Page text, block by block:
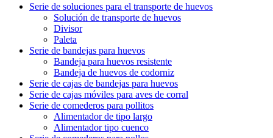
Serie de soluciones para el transporte de huevos
Solución de transporte de huevos
Divisor
Paleta
Serie de bandejas para huevos
Bandeja para huevos resistente
Bandeja de huevos de codorniz
Serie de cajas de bandejas para huevos
Serie de cajas móviles para aves de corral
Serie de comederos para pollitos
Alimentador de tipo largo
Alimentador tipo cuenco